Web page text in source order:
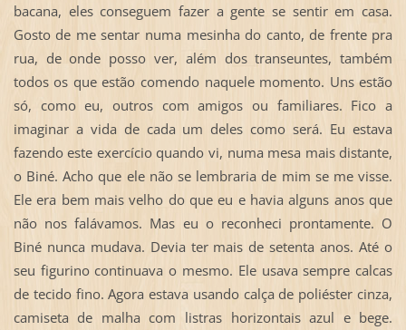
bacana, eles conseguem fazer a gente se sentir em casa.
Gosto de me sentar numa mesinha do canto, de frente pra
rua, de onde posso ver, além dos transeuntes, também
todos os que estão comendo naquele momento. Uns estão
só, como eu, outros com amigos ou familiares. Fico a
imaginar a vida de cada um deles como será. Eu estava
fazendo este exercício quando vi, numa mesa mais distante,
o Biné. Acho que ele não se lembraria de mim se me visse.
Ele era bem mais velho do que eu e havia alguns anos que
não nos falávamos. Mas eu o reconheci prontamente. O
Biné nunca mudava. Devia ter mais de setenta anos. Até o
seu figurino continuava o mesmo. Ele usava sempre calcas
de tecido fino. Agora estava usando calça de poliéster cinza,
camiseta de malha com listras horizontais azul e bege.